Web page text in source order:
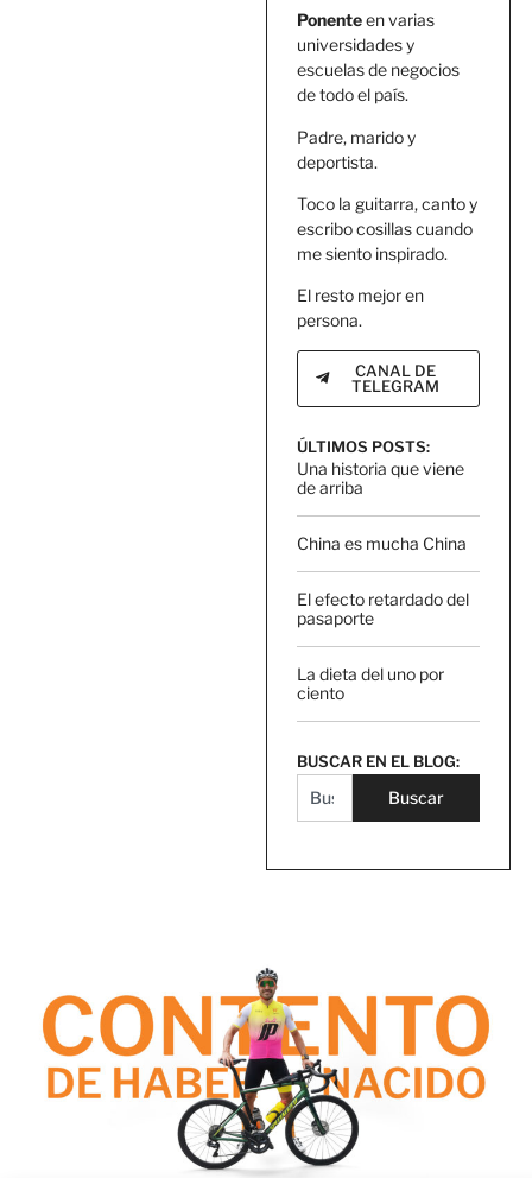
Ponenteen varias
universidades y
escuelas de negocios
de todo el país.
Padre, marido y
deportista.
Toco la guitarra, canto y
escribo cosillas cuando
me siento inspirado.
El resto mejor en
persona.
CANAL DE
TELEGRAM
ÚLTIMOS POSTS:
Una historia que viene
de arriba
China es mucha China
El efecto retardado del
pasaporte
La dieta del uno por
ciento
BUSCAR EN EL BLOG:
Buscar